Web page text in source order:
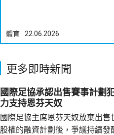
體育 22.06.2026
更多即時新聞
國際足協承認出售賽事計
力支持恩芬天奴
國際足協主席恩芬天奴放棄出售
股權的融資計劃後，爭議持續發